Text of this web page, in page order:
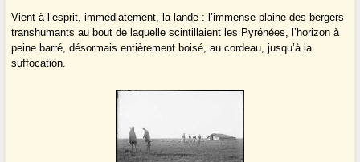
Vient à l’esprit, immédiatement, la lande : l’immense plaine des bergers
transhumants au bout de laquelle scintillaient les Pyrénées, l’horizon à
peine barré, désormais entièrement boisé, au cordeau, jusqu’à la
suffocation.